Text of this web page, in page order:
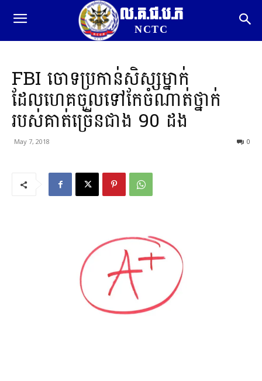
ល.គ.ជ.ប.ភ
NCTC
FBI ចោទប្រកាន់សិស្សម្នាក់
ដែលហេគចូលទៅកែចំណាត់ថ្នាក់
របស់គាត់ច្រើនជាង 90 ដង
May 7, 2018 0